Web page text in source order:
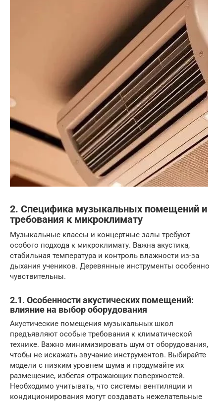
2. Специфика музыкальных помещений и
требования к микроклимату
Музыкальные классы и концертные залы требуют
особого подхода к микроклимату. Важна акустика,
стабильная температура и контроль влажности из-за
дыхания учеников. Деревянные инструменты особенно
чувствительны.
2.1. Особенности акустических помещений:
влияние на выбор оборудования
Акустические помещения музыкальных школ
предъявляют особые требования к климатической
технике. Важно минимизировать шум от оборудования,
чтобы не искажать звучание инструментов. Выбирайте
модели с низким уровнем шума и продумайте их
размещение, избегая отражающих поверхностей.
Необходимо учитывать, что системы вентиляции и
кондиционирования могут создавать нежелательные